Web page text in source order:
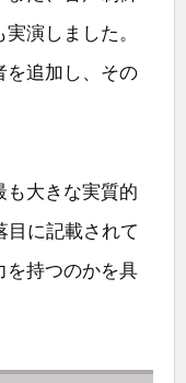
演しました。
を追加し、その
も大きな実質的
目に記載されて
を持つのかを具